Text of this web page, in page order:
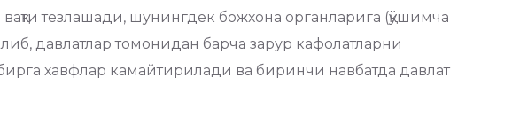
тезлашади, шунингдек божхона органларига (қўшимча
давлатлар томонидан барча зарур кафолатларни
хавфлар камайтирилади ва биринчи навбатда давлат